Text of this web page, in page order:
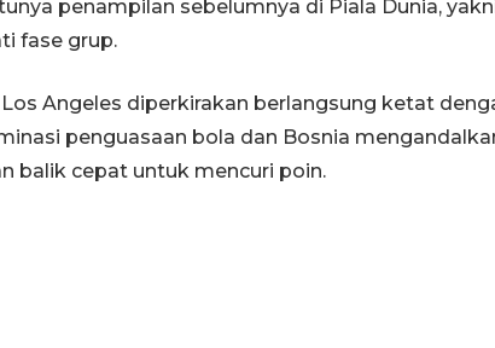
penampilan sebelumnya di Piala Dunia,
fase grup.
Angeles diperkirakan berlangsung ketat
penguasaan bola dan Bosnia
balik cepat untuk mencuri poin.